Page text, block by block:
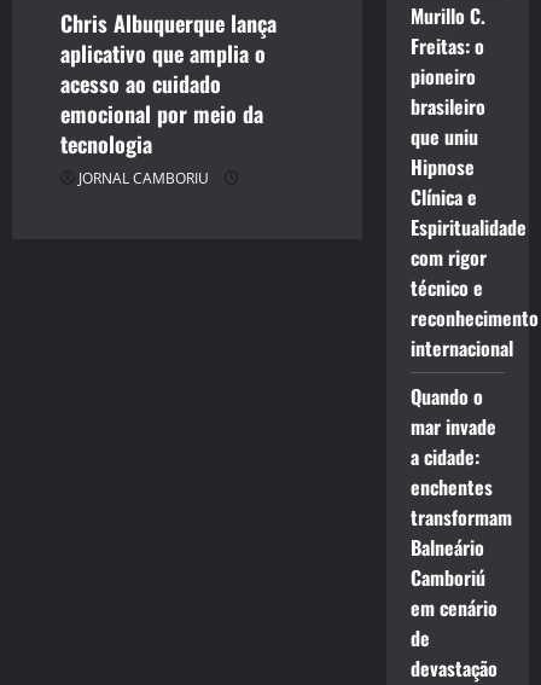
Chris Albuquerque lança
aplicativo que amplia o
acesso ao cuidado
emocional por meio da
tecnologia
JORNAL CAMBORIU
Murillo C.
Freitas: o
pioneiro
brasileiro
que uniu
Hipnose
Clínica e
Espiritualidade
com rigor
técnico e
reconhecimento
internacional
Quando o
mar invade
a cidade:
enchentes
transformam
Balneário
Camboriú
em cenário
de
devastação